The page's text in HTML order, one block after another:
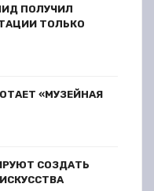
ПОЛУЧИЛ
ТОЛЬКО
«МУЗЕЙНАЯ
СОЗДАТЬ